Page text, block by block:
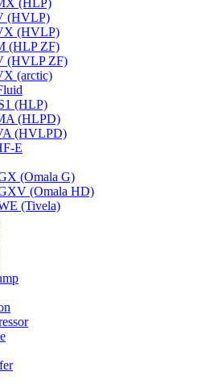
(HLP)
(HVLP)
(HVLP)
(HLP ZF)
(HVLP ZF)
(arctic)
(HLP)
(HLPD)
(HVLPD)
E
(Omala G)
(Omala HD)
(Tivela)